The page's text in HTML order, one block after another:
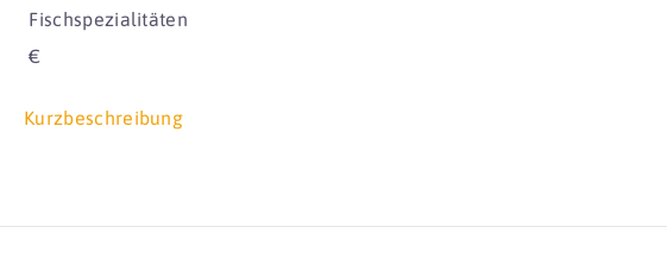
Fischspezialitäten
€
Kurzbeschreibung